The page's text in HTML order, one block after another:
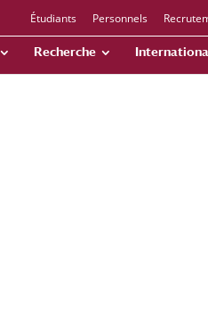
Étudiants Personnels
Recherche